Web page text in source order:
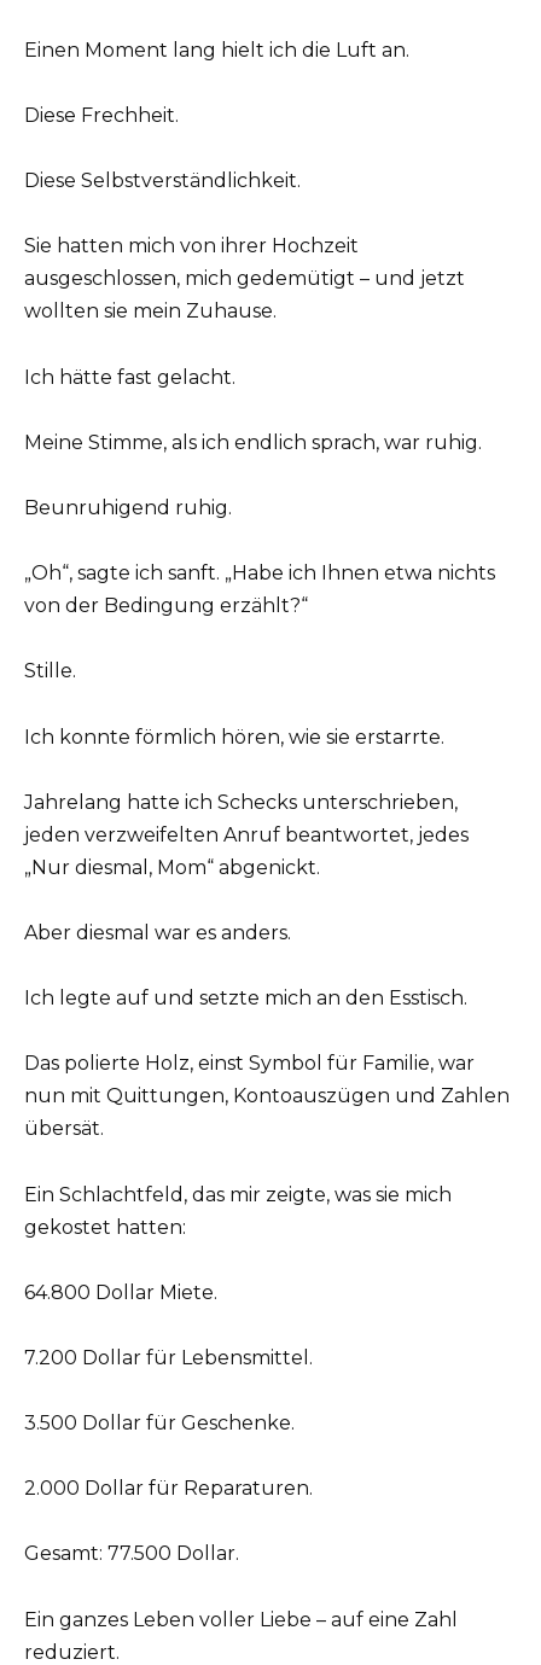
Einen Moment lang hielt ich die Luft an.
Diese Frechheit.
Diese Selbstverständlichkeit.
Sie hatten mich von ihrer Hochzeit
ausgeschlossen, mich gedemütigt – und jetzt
wollten sie mein Zuhause.
Ich hätte fast gelacht.
Meine Stimme, als ich endlich sprach, war ruhig.
Beunruhigend ruhig.
„Oh“, sagte ich sanft. „Habe ich Ihnen etwa nichts
von der Bedingung erzählt?“
Stille.
Ich konnte förmlich hören, wie sie erstarrte.
Jahrelang hatte ich Schecks unterschrieben,
jeden verzweifelten Anruf beantwortet, jedes
„Nur diesmal, Mom“ abgenickt.
Aber diesmal war es anders.
Ich legte auf und setzte mich an den Esstisch.
Das polierte Holz, einst Symbol für Familie, war
nun mit Quittungen, Kontoauszügen und Zahlen
übersät.
Ein Schlachtfeld, das mir zeigte, was sie mich
gekostet hatten:
64.800 Dollar Miete.
7.200 Dollar für Lebensmittel.
3.500 Dollar für Geschenke.
2.000 Dollar für Reparaturen.
Gesamt: 77.500 Dollar.
Ein ganzes Leben voller Liebe – auf eine Zahl
reduziert.